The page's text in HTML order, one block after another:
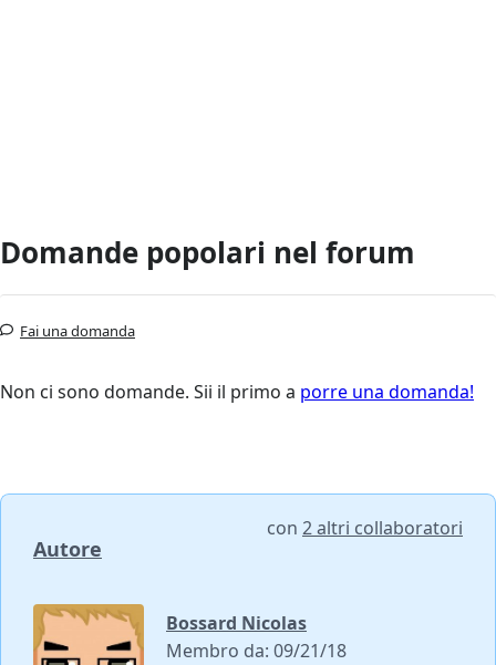
Domande popolari nel forum
Fai una domanda
Non ci sono domande. Sii il primo a porre una domanda!
Autore
con 2 altri collaboratori
Bossard Nicolas
Membro da: 09/21/18